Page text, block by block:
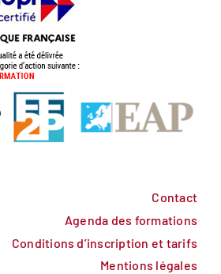
Contact
Agenda des formations
Conditions d’inscription et tarifs
Mentions légales